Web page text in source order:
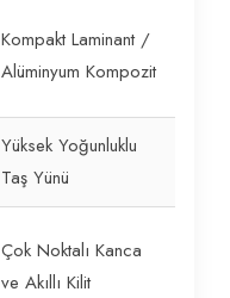
Kompakt Laminant /
Alüminyum Kompozit
Yüksek Yoğunluklu
Taş Yünü
Çok Noktalı Kanca
ve Akıllı Kilit